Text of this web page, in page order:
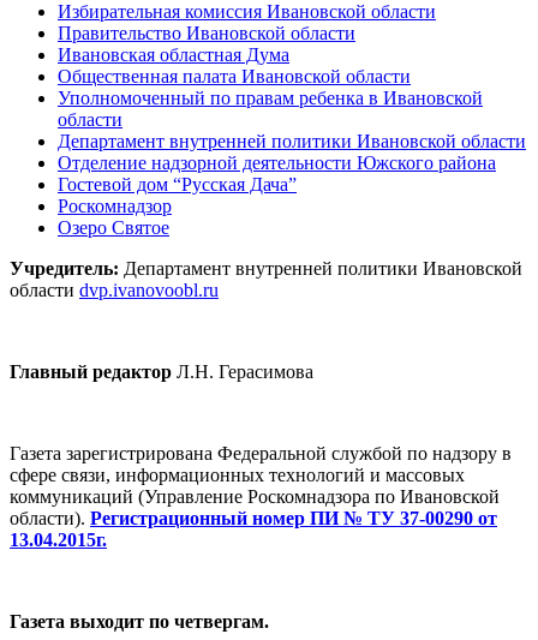
Избирательная комиссия Ивановской области
Правительство Ивановской области
Ивановская областная Дума
Общественная палата Ивановской области
Уполномоченный по правам ребенка в Ивановской
области
Департамент внутренней политики Ивановской области
Отделение надзорной деятельности Южского района
Гостевой дом “Русская Дача”
Роскомнадзор
Озеро Святое
Учредитель: Департамент внутренней политики Ивановской
области dvp.ivanovoobl.ru
Главный редактор Л.Н. Герасимова
Газета зарегистрирована Федеральной службой по надзору в
сфере связи, информационных технологий и массовых
коммуникаций (Управление Роскомнадзора по Ивановской
области). Регистрационный номер ПИ № ТУ 37-00290 от
13.04.2015г.
Газета выходит по четвергам.